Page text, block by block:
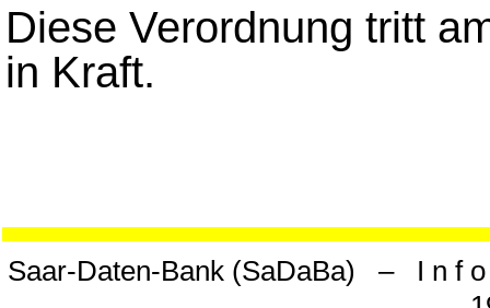
Diese Verordnung tritt
in Kraft.
Saar-Daten-Bank (SaDaBa) – I n f